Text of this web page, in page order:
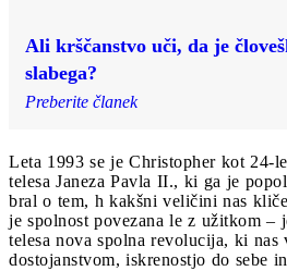
Ali krščanstvo uči, da je
slabega?
Preberite članek
Leta 1993 se je Christopher kot 24-
telesa Janeza Pavla II., ki ga je
bral o tem, h kakšni veličini nas
je spolnost povezana le z užitkom –
telesa nova spolna revolucija, ki
dostojanstvom, iskrenostjo do sebe